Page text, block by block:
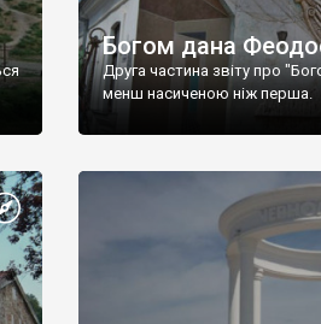
Богом дана
Друга частина звіту про
менш насиченою ніж перша.